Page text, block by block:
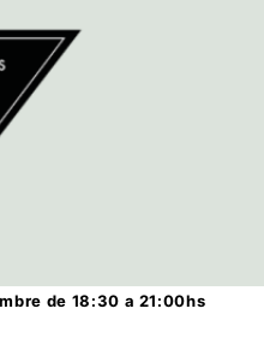
de 18:30 a 21:00hs